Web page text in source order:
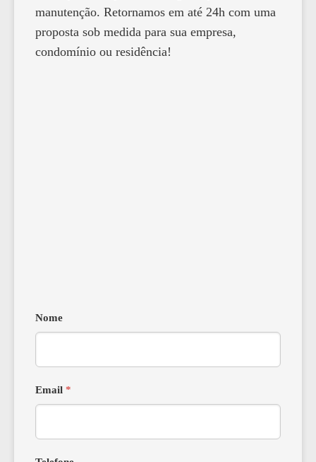
manutenção. Retornamos em até 24h com uma
proposta sob medida para sua empresa,
condomínio ou residência!
Nome
Email *